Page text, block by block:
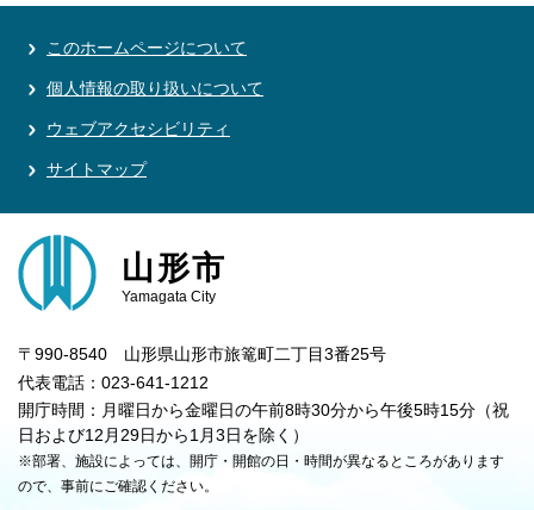
このホームページについて
個人情報の取り扱いについて
ウェブアクセシビリティ
サイトマップ
山形市
Yamagata City
〒990-8540 山形県山形市旅篭町二丁目3番25号
代表電話：023-641-1212
開庁時間：月曜日から金曜日の午前8時30分から午後5時15分（祝
日および12月29日から1月3日を除く）
※部署、施設によっては、開庁・開館の日・時間が異なるところがあります
ので、事前にご確認ください。